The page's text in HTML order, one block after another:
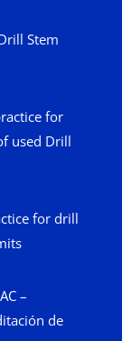
Stem
for
used Drill
for drill
–
de